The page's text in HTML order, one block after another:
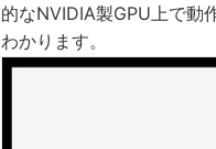
的なNVIDIA製GPU上で動
わかります。